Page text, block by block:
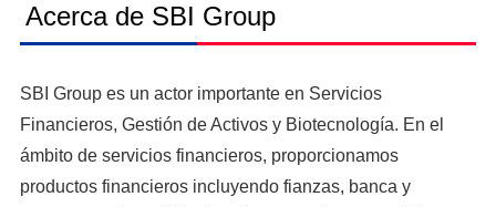
Acerca de SBI Group
SBI Group es un actor importante en Servicios
Financieros, Gestión de Activos y Biotecnología. En el
ámbito de servicios financieros, proporcionamos
productos financieros incluyendo fianzas, banca y